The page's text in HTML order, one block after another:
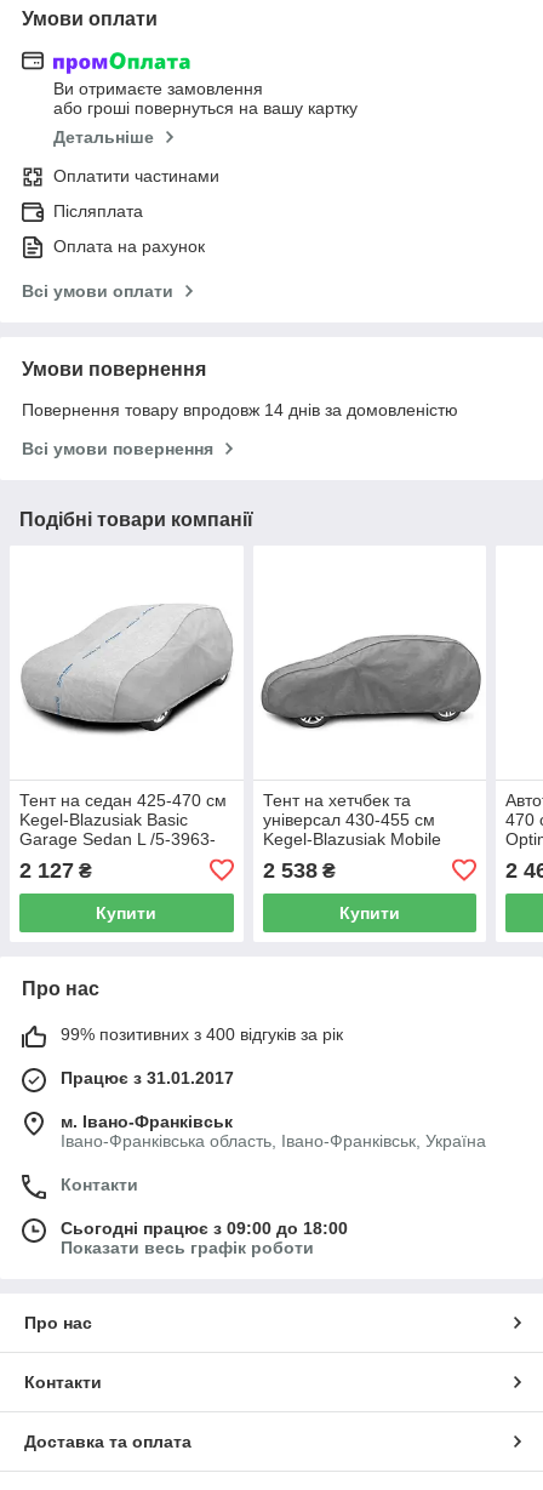
Умови оплати
Ви отримаєте замовлення
або гроші повернуться на вашу картку
Детальніше
Оплатити частинами
Післяплата
Оплата на рахунок
Всі умови оплати
Умови повернення
Повернення товару впродовж 14 днів за домовленістю
Всі умови повернення
Подібні товари компанії
Тент на седан 425-470 см
Kegel-Blazusiak Basic
Garage Sedan L /5-3963-
2 127 ₴
Купити
Тент на хетчбек та
універсал 430-455 см
Kegel-Blazusiak Mobile
4105-248-3020
2 538₴
Купити
470
2
Про нас
99% позитивних з 400 відгуків за рік
Працює з 31.01.2017
м. Івано-Франківськ
Івано-Франківська область, Івано-Франківськ, Україна
Контакти
Сьогодні працює з 09:00 до 18:00
Показати весь графік роботи
Про нас
Контакти
Доставка та оплата